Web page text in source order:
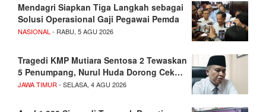
Mendagri Siapkan Tiga Langkah sebagai
Solusi Operasional Gaji Pegawai Pemda
NASIONAL - RABU, 5 AGU 2026
Tragedi KMP Mutiara Sentosa 2 Tewaskan
5 Penumpang, Nurul Huda Dorong Cek…
JAWA TIMUR - SELASA, 4 AGU 2026